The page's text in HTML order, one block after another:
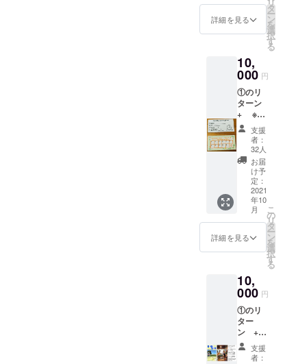
託希
望”とご
ださ
い。
ン時間
との兼
います
ので、
クラウ
ドファ
ンディ
ング終
了後、
個別に
やり取
りさせ
ていた
だけれ
ばと思
いま
す。
い。 譲
渡を委
考欄
に”委託
希望”と
ご入力
くださ
い。
や注意
書き等
夫で
す。 ※ 1
度の依
頼で全
て使い
切ら
ず、複
数回に
分けて
のご依
頼でも
対応致
しま
す。 翻
訳対象
になる
文章を
docum
ent等で
お送り
いただ
きま
す。 期
限、ま
た”誰に
ご希望
のお名
前をご
記入く
大人用
回数券
12回分
(大人１
人につ
き、学
生１人
まで無
料) ※
購入者
以外に
譲渡/委
託可能
※ 通常
の回数
券と違
い、複
ラウド
ファン
ディン
グ限定)
備考欄
に使用
予定者
の名前
詳細を見る
タ
ー
ン
を
選
択
す
る
10,
000 円
①のリ
ターン
+ ※リ
ターン
①に含
まれる
返礼の
ため、
支援時
に必ず
備考欄
に掲載
ご希望
のお名
前をご
記入く
(ⅰ)～
(ⅲ)から
１つ
(ⅰ)『学
生1カ月
フリー
パス (使
用開始
支援
者：
32人
お届
け予
定：
2021
年10
月
詳細を見る
こ
の
リ
タ
ー
ン
を
選
択
す
る
10,
000 円
①のリ
ター
ン + ※
リター
ン①に
支援
者：